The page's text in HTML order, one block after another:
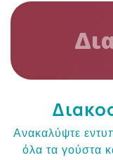
Ανακαλύψτε
όλα τα γούστα